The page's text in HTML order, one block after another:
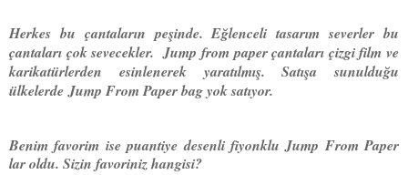
Herkes bu çantaların peşinde. Eğlenceli tasarım severler bu
çantaları çok sevecekler. Jump from paper çantaları çizgi film ve
karikatürlerden esinlenerek yaratılmış. Satışa sunulduğu
ülkelerdeJump From Paper bagyok satıyor.
Benim favorim ise puantiye desenli fiyonklu Jump From Paper
lar oldu. Sizin favoriniz hangisi?